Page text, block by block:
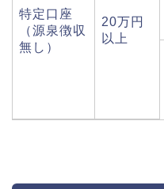
特定口座
（源泉徴収
無し）
20万円
以上